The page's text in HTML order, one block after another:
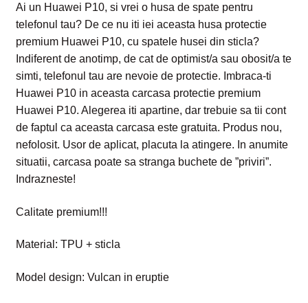
Ai un Huawei P10, si vrei o husa de spate pentru
telefonul tau? De ce nu iti iei aceasta husa protectie
premium Huawei P10, cu spatele husei din sticla?
Indiferent de anotimp, de cat de optimist/a sau obosit/a te
simti, telefonul tau are nevoie de protectie. Imbraca-ti
Huawei P10 in aceasta carcasa protectie premium
Huawei P10. Alegerea iti apartine, dar trebuie sa tii cont
de faptul ca aceasta carcasa este gratuita. Produs nou,
nefolosit. Usor de aplicat, placuta la atingere. In anumite
situatii, carcasa poate sa stranga buchete de ”priviri”.
Indrazneste!
Calitate premium!!!
Material: TPU + sticla
Model design: Vulcan in eruptie